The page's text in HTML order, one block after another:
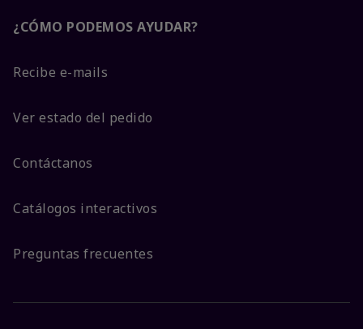
¿CÓMO PODEMOS AYUDAR?
Recibe e-mails
Ver estado del pedido
Contáctanos
Catálogos interactivos
Preguntas frecuentes